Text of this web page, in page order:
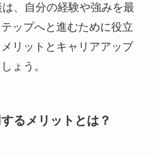
、自分の経験や強みを最
ップへと進むために役立
リットとキャリアアップ
ょう。
るメリットとは？